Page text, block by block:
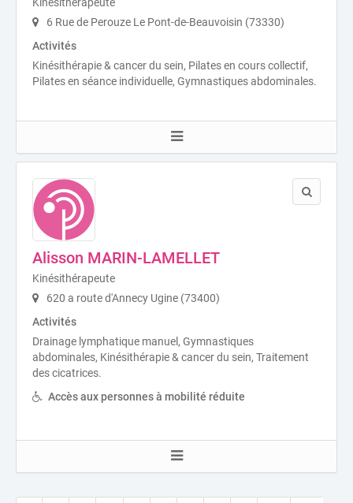
Kinésithérapeute
6 Rue de Perouze Le Pont-de-Beauvoisin (73330)
Activités
Kinésithérapie & cancer du sein, Pilates en cours collectif,
Pilates en séance individuelle, Gymnastiques abdominales.
Alisson MARIN-LAMELLET
Kinésithérapeute
620 a route d'Annecy Ugine (73400)
Activités
Drainage lymphatique manuel, Gymnastiques
abdominales, Kinésithérapie & cancer du sein, Traitement
des cicatrices.
Accès aux personnes à mobilité réduite